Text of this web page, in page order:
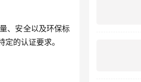
、安全以及环保标
的认证要求。